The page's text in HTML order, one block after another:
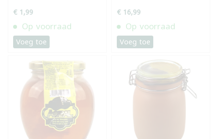
€ 1,99
Op voorraad
Voeg toe
€ 16,99
Op voorraad
Voeg toe